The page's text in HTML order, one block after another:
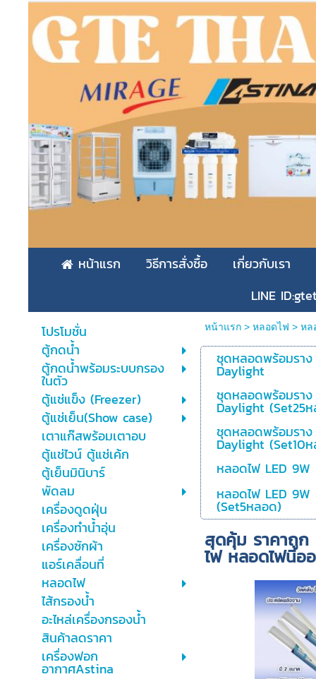
หน้าแรก วิธีการสั่งซื้อ
เกี่ยวกับเรา
LINE
โปรโมชั่น
ตู้กดน้ำ
ตู้กดน้ำพร้อมระบบกรอง
ในตัว
ตู้แช่แข็ง (Freezer)
ตู้แช่เย็น(Show case)
เตาแก๊สพร้อมเตาอบ
ตู้แช่ไวน์ ตู้แช่เค้ก
ตู้เย็นมินิบาร์
พัดลม
เครื่องดูดฝุ่น
เครื่องทำน้ำอุ่น
เครื่องซักผ้า
แอร์เคลื่อนที่
หลอดไฟ
ไส้กรองน้ำ
อะไหล่เครื่องกรองน้ำ
สินค้าลดราคา
เครื่องฟอก
อากาศAstina
หน้าแรก> หลอดไฟ > หล
ชุดหลอดพร้อมรา
Daylight
ชุดหลอดพร้อมรา
Daylight (Set25
ชุดหลอดพร้อมราง
Daylight (Set10
หลอดไฟ LED
หลอดไฟ LED
(Set5หลอด)
สุดคุ้ม ราคาถูก
ไฟ หลอดไฟนีอ